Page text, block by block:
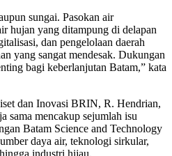
sungai. Pasokan air
hujan yang ditampung di delapan
dan pengelolaan daerah
yang sangat mendesak. Dukungan
bagi keberlanjutan Batam,” kata
dan Inovasi BRIN, R. Hendrian,
sama mencakup sejumlah isu
Batam Science and Technology
daya air, teknologi sirkular,
industri hijau.